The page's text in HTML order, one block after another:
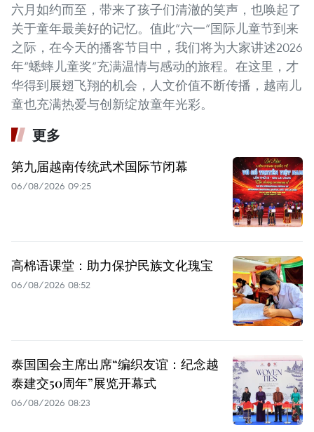
六月如约而至，带来了孩子们清澈的笑声，也唤起了
关于童年最美好的记忆。值此“六一”国际儿童节到来
之际，在今天的播客节目中，我们将为大家讲述2026
年“蟋蟀儿童奖”充满温情与感动的旅程。在这里，才
华得到展翅飞翔的机会，人文价值不断传播，越南儿
童也充满热爱与创新绽放童年光彩。
更多
第九届越南传统武术国际节闭幕
06/08/2026 09:25
高棉语课堂：助力保护民族文化瑰宝
06/08/2026 08:52
泰国国会主席出席“编织友谊：纪念越
泰建交50周年”展览开幕式
06/08/2026 08:23